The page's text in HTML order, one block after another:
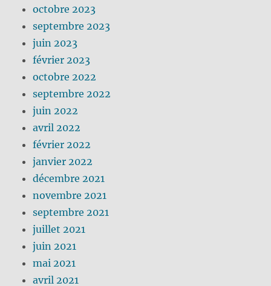
octobre 2023
septembre 2023
juin 2023
février 2023
octobre 2022
septembre 2022
juin 2022
avril 2022
février 2022
janvier 2022
décembre 2021
novembre 2021
septembre 2021
juillet 2021
juin 2021
mai 2021
avril 2021